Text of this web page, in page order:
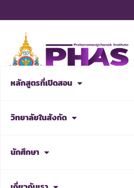
to
content
หลักสูตรที่เปิดสอน
วิทยาลัยในสังกัด
นักศึกษา
NEWS & ACTIVITIES